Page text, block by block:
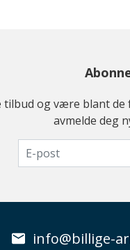
tilbud og være blant
avmelde deg
info@billige-